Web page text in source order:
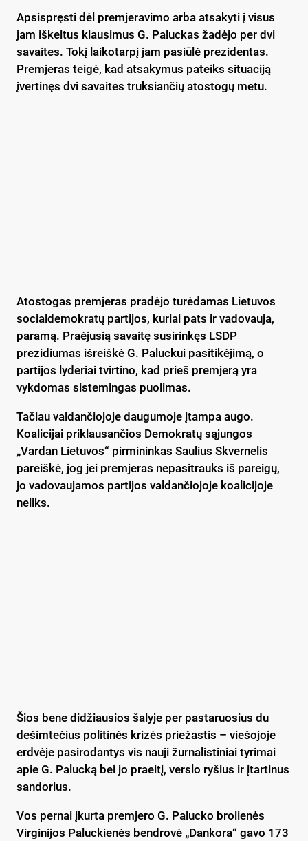
Apsispręsti dėl premjeravimo arba atsakyti į visus
jam iškeltus klausimus G. Paluckas žadėjo per dvi
savaites. Tokį laikotarpį jam pasiūlė prezidentas.
Premjeras teigė, kad atsakymus pateiks situaciją
įvertinęs dvi savaites truksiančių atostogų metu.
Atostogas premjeras pradėjo turėdamas Lietuvos
socialdemokratų partijos, kuriai pats ir vadovauja,
paramą. Praėjusią savaitę susirinkęs LSDP
prezidiumas išreiškė G. Paluckui pasitikėjimą, o
partijos lyderiai tvirtino, kad prieš premjerą yra
vykdomas sistemingas puolimas.
Tačiau valdančiojoje daugumoje įtampa augo.
Koalicijai priklausančios Demokratų sąjungos
„Vardan Lietuvos“ pirmininkas Saulius Skvernelis
pareiškė, jog jei premjeras nepasitrauks iš pareigų,
jo vadovaujamos partijos valdančiojoje koalicijoje
neliks.
Šios bene didžiausios šalyje per pastaruosius du
dešimtečius politinės krizės priežastis – viešojoje
erdvėje pasirodantys vis nauji žurnalistiniai tyrimai
apie G. Palucką bei jo praeitį, verslo ryšius ir įtartinus
sandorius.
Vos pernai įkurta premjero G. Palucko brolienės
Virginijos Paluckienės bendrovė „Dankora“ gavo 173